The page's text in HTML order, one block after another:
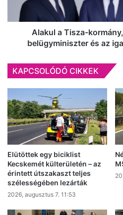
belügyminiszter
miniszter
Alakul a Tisza-
belügyminiszter és az
KAPCSOLÓDÓ CIKKEK
Elütöttek egy biciklist
Kecskemét külterületén – az
érintett útszakaszt teljes
szélességében lezárták
2026, augusztus 7. 11:53